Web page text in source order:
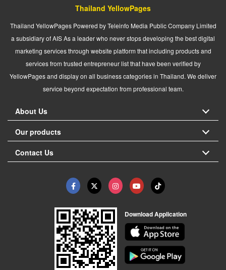
Thailand YellowPages
Thailand YellowPages Powered by Teleinfo Media Public Company Limited
a subsidiary of AIS As a leader who never stops developing the best digital
marketing services through website platform that including products and
services from trusted entrepreneur list that have been verified by
YellowPages and display on all business categories in Thailand. We deliver
service beyond expectation from professional team.
About Us
Our products
Contact Us
Download Application